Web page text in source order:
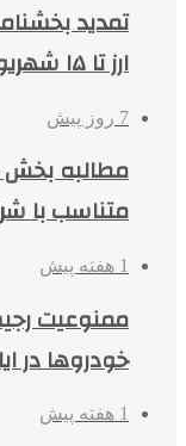
تمدید
ارز تا ۱۵ شهریور
7 روز پیش
مطالبه بخش
متناسب با
1 هفته پیش
ممنوعیت
خودروها در
1 هفته پیش